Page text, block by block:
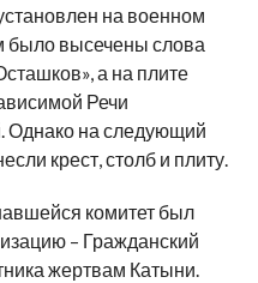
на военном
высечены слова
а на плите
Речи
Однако на следующий
крест, столб и плиту.
комитет был
– Гражданский
жертвам Катыни.